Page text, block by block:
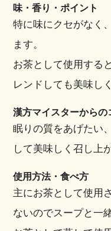
味・香り・ポイント
特に味にクセがなく
ます。
お茶として使用する
レンドしても美味し
漢方マイスターからの
眠りの質をあげたい
して美味しく召し上
使用方法・食べ方
主にお茶として使用
ないのでスープと一